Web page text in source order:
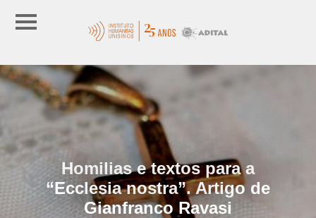
Homilias e textos para a
“Ecclesia nostra”. Artigo de
Gianfranco Ravasi